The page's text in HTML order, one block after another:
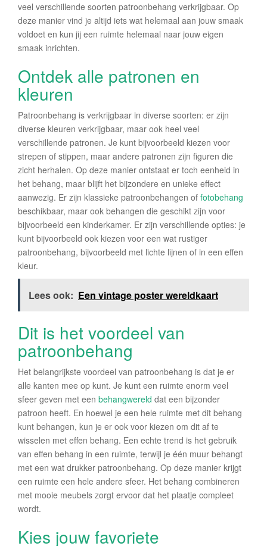
veel verschillende soorten patroonbehang verkrijgbaar. Op
deze manier vind je altijd iets wat helemaal aan jouw smaak
voldoet en kun jij een ruimte helemaal naar jouw eigen
smaak inrichten.
Ontdek alle patronen en
kleuren
Patroonbehang is verkrijgbaar in diverse soorten: er zijn
diverse kleuren verkrijgbaar, maar ook heel veel
verschillende patronen. Je kunt bijvoorbeeld kiezen voor
strepen of stippen, maar andere patronen zijn figuren die
zicht herhalen. Op deze manier ontstaat er toch eenheid in
het behang, maar blijft het bijzondere en unieke effect
aanwezig. Er zijn klassieke patroonbehangen of fotobehang
beschikbaar, maar ook behangen die geschikt zijn voor
bijvoorbeeld een kinderkamer. Er zijn verschillende opties: je
kunt bijvoorbeeld ook kiezen voor een wat rustiger
patroonbehang, bijvoorbeeld met lichte lijnen of in een effen
kleur.
Lees ook: Een vintage poster wereldkaart
Dit is het voordeel van
patroonbehang
Het belangrijkste voordeel van patroonbehang is dat je er
alle kanten mee op kunt. Je kunt een ruimte enorm veel
sfeer geven met een behangwereld dat een bijzonder
patroon heeft. En hoewel je een hele ruimte met dit behang
kunt behangen, kun je er ook voor kiezen om dit af te
wisselen met effen behang. Een echte trend is het gebruik
van effen behang in een ruimte, terwijl je één muur behangt
met een wat drukker patroonbehang. Op deze manier krijgt
een ruimte een hele andere sfeer. Het behang combineren
met mooie meubels zorgt ervoor dat het plaatje compleet
wordt.
Kies jouw favoriete